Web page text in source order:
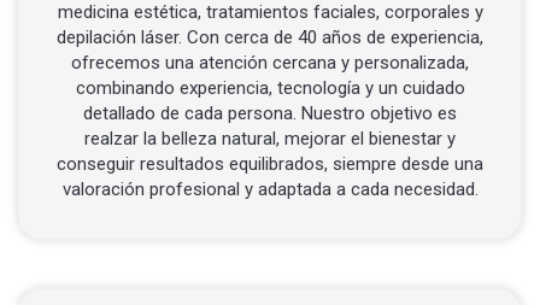
Contactar por Whatsapp
medicina estética, tratamientos faciales, corporales y
depilación láser. Con cerca de 40 años de experiencia,
ofrecemos una atención cercana y personalizada,
combinando experiencia, tecnología y un cuidado
detallado de cada persona. Nuestro objetivo es
realzar la belleza natural, mejorar el bienestar y
conseguir resultados equilibrados, siempre desde una
valoración profesional y adaptada a cada necesidad.